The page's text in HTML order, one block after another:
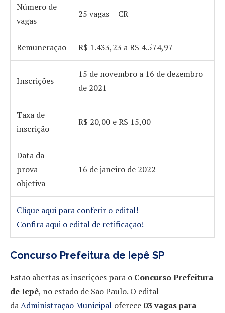
Número de
vagas
25 vagas + CR
Remuneração R$ 1.433,23 a R$ 4.574,97
Inscrições
15 de novembro a 16 de dezembro
de 2021
Taxa de
inscrição
R$ 20,00 e R$ 15,00
Data da
prova
objetiva
16 de janeiro de 2022
Clique aqui para conferir o edital!
Confira aqui o edital de retificação!
Concurso Prefeitura de Iepê SP
Estão abertas as inscrições para o Concurso Prefeitura
de Iepê, no estado de São Paulo. O edital
daAdministração Municipal oferece 03 vagas para